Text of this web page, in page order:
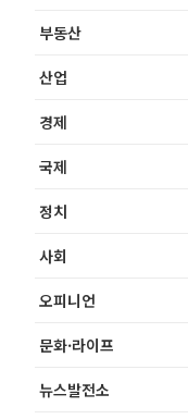
부동산
산업
경제
국제
정치
사회
오피니언
문화·라이프
뉴스발전소